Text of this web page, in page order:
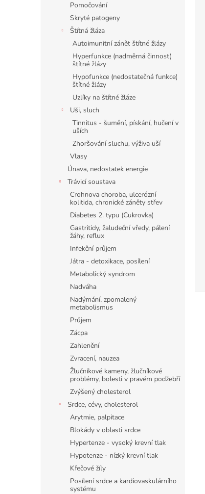
Pomočování
Skryté patogeny
Štítná žláza
Autoimunitní zánět štítné žlázy
Hyperfunkce (nadměrná činnost)
štítné žlázy
Hypofunkce (nedostatečná funkce)
štítné žlázy
Uzlíky na štítné žláze
Uši, sluch
Tinnitus - šumění, pískání, hučení v
uších
Zhoršování sluchu, výživa uší
Vlasy
Únava, nedostatek energie
Trávicí soustava
Crohnova choroba, ulcerózní
kolitida, chronické záněty střev
Diabetes 2. typu (Cukrovka)
Gastritidy, žaludeční vředy, pálení
žáhy, reflux
Infekční průjem
Játra - detoxikace, posílení
Metabolický syndrom
Nadváha
Nadýmání, zpomalený
metabolismus
Průjem
Zácpa
Zahlenění
Zvracení, nauzea
Žlučníkové kameny, žlučníkové
problémy, bolesti v pravém podžebří
Zvýšený cholesterol
Srdce, cévy, cholesterol
Arytmie, palpitace
Blokády v oblasti srdce
Hypertenze - vysoký krevní tlak
Hypotenze - nízký krevní tlak
Křečové žíly
Posílení srdce a kardiovaskulárního
systému